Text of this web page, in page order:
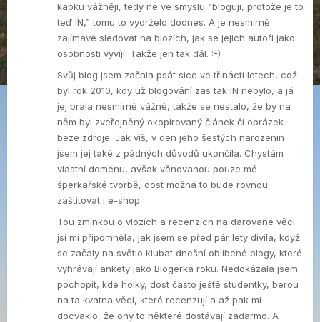
kapku vážněji, tedy ne ve smyslu “bloguji, protože je to
teď IN,” tomu to vydrželo dodnes. A je nesmírně
zajímavé sledovat na blozích, jak se jejich autoři jako
osobnosti vyvíjí. Takže jen tak dál. :-)
Svůj blog jsem začala psát sice ve třinácti letech, což
byl rok 2010, kdy už blogování zas tak IN nebylo, a já
jej brala nesmírně vážně, takže se nestalo, že by na
něm byl zveřejněný okopírovaný článek či obrázek
beze zdroje. Jak víš, v den jeho šestých narozenin
jsem jej také z pádných důvodů ukončila. Chystám
vlastní doménu, avšak věnovanou pouze mé
šperkařské tvorbě, dost možná to bude rovnou
zaštitovat i e-shop.
Tou zmínkou o vlozích a recenzích na darované věci
jsi mi připomněla, jak jsem se před pár lety divila, když
se začaly na světlo klubat dnešní oblíbené blogy, které
vyhrávají ankety jako Blogerka roku. Nedokázala jsem
pochopit, kde holky, dost často ještě studentky, berou
na ta kvatna věcí, které recenzují a až pak mi
docvaklo, že ony to některé dostávají zadarmo. A